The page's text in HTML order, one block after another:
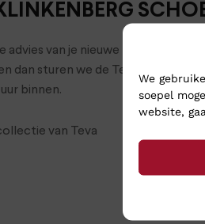
We
soepel
website,
advies van je nieuwe Teva’s naar
dan sturen we de Teva’s toch
binnen.
van Teva